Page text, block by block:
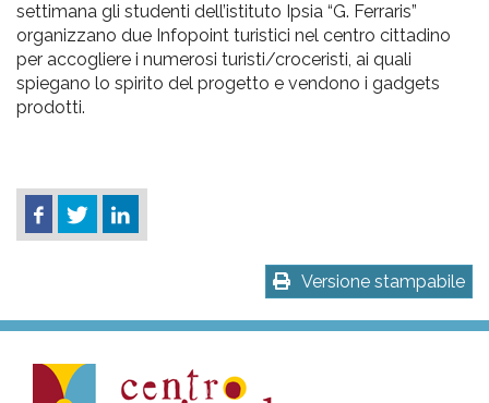
settimana gli studenti dell’istituto Ipsia “G. Ferraris”
organizzano due Infopoint turistici nel centro cittadino
per accogliere i numerosi turisti/croceristi, ai quali
spiegano lo spirito del progetto e vendono i gadgets
prodotti.
Versione stampabile